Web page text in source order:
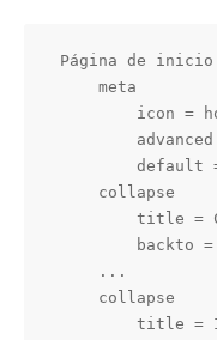
Página de inicio